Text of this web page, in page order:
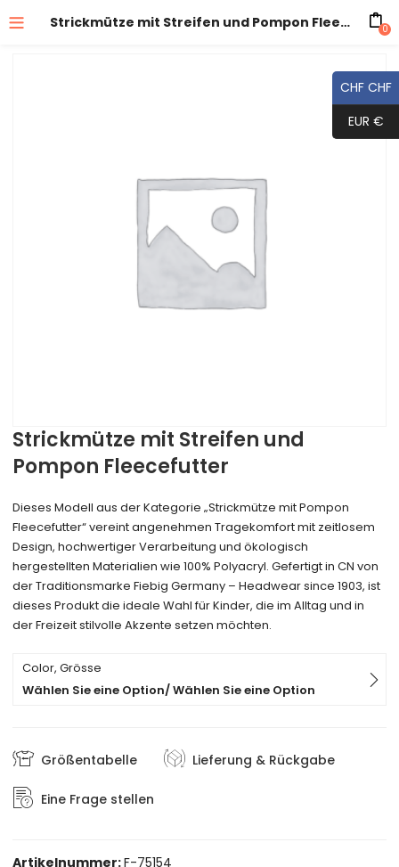
Strickmütze mit Streifen und Pompon Fleecefutter 0
Strickmütze mit Streifen und
Pompon Fleecefutter
Dieses Modell aus der Kategorie „Strickmütze mit Pompon
Fleecefutter“ vereint angenehmen Tragekomfort mit zeitlosem
Design, hochwertiger Verarbeitung und ökologisch
hergestellten Materialien wie 100% Polyacryl. Gefertigt in CN von
der Traditionsmarke Fiebig Germany – Headwear since 1903, ist
dieses Produkt die ideale Wahl für Kinder, die im Alltag und in
der Freizeit stilvolle Akzente setzen möchten.
Color, Grösse
Wählen Sie eine Option/ Wählen Sie eine Option
Größentabelle Lieferung & Rückgabe
Eine Frage stellen
Artikelnummer:F-75154
CHF CHF
EUR €